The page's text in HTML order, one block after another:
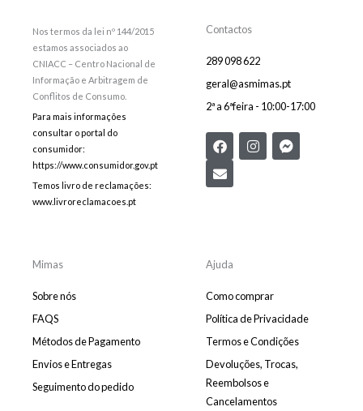
Nos termos da lei nº 144/2015
estamos associados ao
CNIACC – Centro Nacional de
Informação e Arbitragem de
Conflitos de Consumo.
Para mais informações
consultar o portal do
consumidor:
https://www.consumidor.gov.pt
Temos livro de reclamações:
www.livroreclamacoes.pt
Contactos
289 098 622
geral@asmimas.pt
2ª a 6ªfeira - 10:00-17:00
F
a
c
e
I
n
F
a
e
g
e
r
E
n
v
e
Mimas
Sobre nós
FAQS
Métodos de Pagamento
Envios e Entregas
Seguimento do pedido
Ajuda
Como comprar
Política de Privacidade
Termos e Condições
Devoluções, Trocas,
Reembolsos e
Cancelamentos